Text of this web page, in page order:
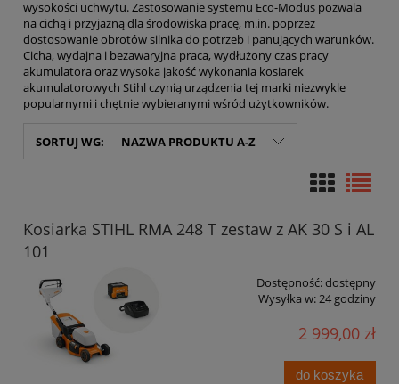
wysokości uchwytu. Zastosowanie systemu Eco-Modus pozwala
na cichą i przyjazną dla środowiska pracę, m.in. poprzez
dostosowanie obrotów silnika do potrzeb i panujących warunków.
Cicha, wydajna i bezawaryjna praca, wydłużony czas pracy
akumulatora oraz wysoka jakość wykonania kosiarek
akumulatorowych Stihl czynią urządzenia tej marki niezwykle
popularnymi i chętnie wybieranymi wśród użytkowników.
SORTUJ WG: NAZWA PRODUKTU A-Z
Kosiarka STIHL RMA 248 T zestaw z AK 30 S i AL
101
Dostępność:dostępny
Wysyłka w:24 godziny
2 999,00 zł
do koszyka